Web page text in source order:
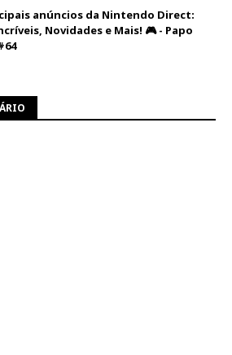
anúncios da Nintendo Direct:
Novidades e Mais! 🎮 - Papo